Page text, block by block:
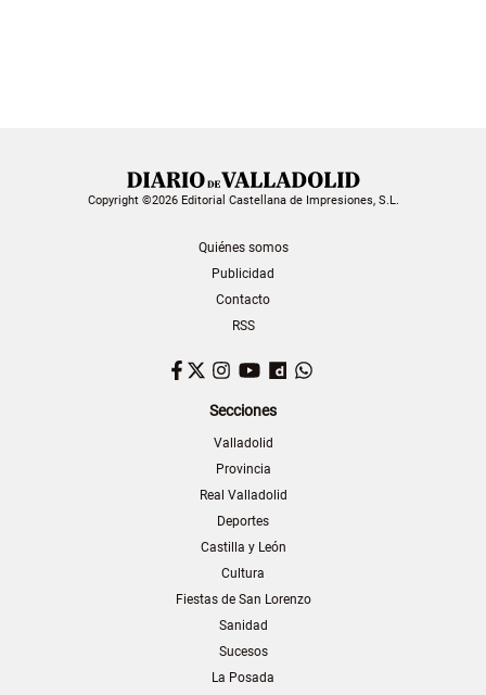
Copyright ©2026 Editorial Castellana de Impresiones, S.L.
Quiénes somos
Publicidad
Contacto
RSS
Facebook
TwitterInstagram
YouTubeDailymotion
Secciones
Valladolid
Provincia
Real Valladolid
Deportes
Castilla y León
Cultura
Fiestas de San Lorenzo
Sanidad
Sucesos
La Posada